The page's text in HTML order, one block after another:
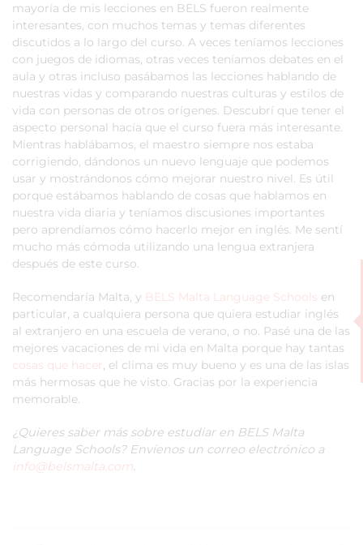
mayoría de mis lecciones en BELS fueron realmente
interesantes, con muchos temas y temas diferentes
discutidos a lo largo del curso. A veces teníamos lecciones
con juegos de idiomas, otras veces teníamos debates en el
aula y otras incluso pasábamos las lecciones hablando de
nuestras vidas y comparando nuestras culturas y estilos de
vida con personas de otros orígenes. Descubrí que tener el
aspecto personal hacía que el curso fuera más interesante.
Mientras hablábamos, el maestro siempre nos estaba
corrigiendo, dándonos un nuevo lenguaje que podemos
usar y mostrándonos cómo mejorar nuestro nivel. Es útil
porque estábamos hablando de cosas que hablamos en
nuestra vida diaria y teníamos discusiones importantes
pero aprendíamos cómo hacerlo mejor en inglés. Me sentí
mucho más cómoda utilizando una lengua extranjera
después de este curso.
Recomendaría Malta, y BELS Malta Language Schools en
particular, a cualquiera persona que quiera estudiar inglés
al extranjero en una escuela de verano, o no. Pasé una de las
mejores vacaciones de mi vida en Malta porque hay tantas
cosas que hacer, el clima es muy bueno y es una de las islas
más hermosas que he visto. Gracias por la experiencia
memorable.
¿Quieres saber más sobre estudiar en BELS Malta
Language Schools? Envíenos un correo electrónico a
info@belsmalta.com.